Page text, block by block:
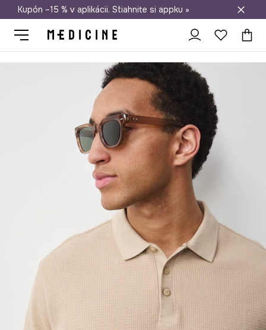
Doprava zadarmo od 50 €
Kupón –15 % v aplikácii. Stiahnite si appku »